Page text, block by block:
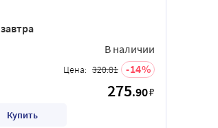
завтра
В наличии
Цена: 320.81 14
275.90₽
Купить